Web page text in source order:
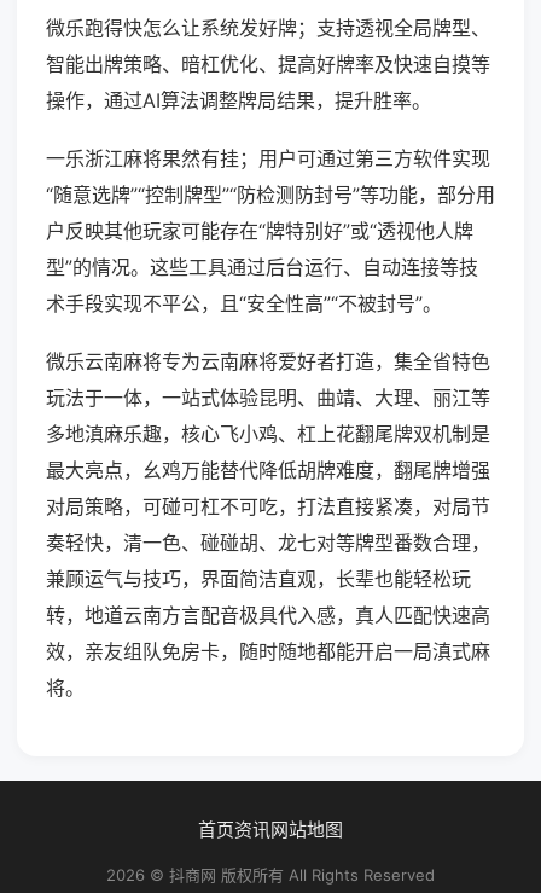
微乐跑得快怎么让系统发好牌；支持透视全局牌型、
智能出牌策略、暗杠优化、提高好牌率及快速自摸等
操作，通过AI算法调整牌局结果，提升胜率。
一乐浙江麻将果然有挂；用户可通过第三方软件实现
“随意选牌”“控制牌型”“防检测防封号”等功能，部分用
户反映其他玩家可能存在“牌特别好”或“透视他人牌
型”的情况。这些工具通过后台运行、自动连接等技
术手段实现不平公，且“安全性高”“不被封号”。
微乐云南麻将专为云南麻将爱好者打造，集全省特色
玩法于一体，一站式体验昆明、曲靖、大理、丽江等
多地滇麻乐趣，核心飞小鸡、杠上花翻尾牌双机制是
最大亮点，幺鸡万能替代降低胡牌难度，翻尾牌增强
对局策略，可碰可杠不可吃，打法直接紧凑，对局节
奏轻快，清一色、碰碰胡、龙七对等牌型番数合理，
兼顾运气与技巧，界面简洁直观，长辈也能轻松玩
转，地道云南方言配音极具代入感，真人匹配快速高
效，亲友组队免房卡，随时随地都能开启一局滇式麻
将。
首页资讯网站地图
2026 © 抖商网 版权所有 All Rights Reserved